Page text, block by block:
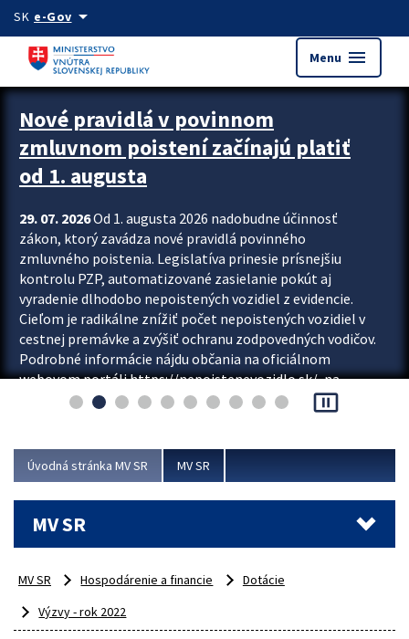
Preskocit na hlavný obsah
SK e-Govarrow_drop_down
Menu menu
Zastavit automatický posun upútavok
Nové pravidlá v povinnom
zmluvnom poistení začínajú platiť
od 1. augusta
29. 07. 2026Od 1. augusta 2026 nadobudne účinnosť
zákon, ktorý zavádza nové pravidlá povinného
zmluvného poistenia. Legislatíva prinesie prísnejšiu
kontrolu PZP, automatizované zasielanie pokút aj
vyradenie dlhodobo nepoistených vozidiel z evidencie.
Cieľom je radikálne znížiť počet nepoistených vozidiel v
cestnej premávke a zvýšiť ochranu zodpovedných vodičov.
Podrobné informácie nájdu občania na oficiálnom
webovom portáli https://nepoistenevozidlo.sk/, na
ktorom od augusta pribudne aj možnosť overiť si...
pause_presentation
Úvodná stránka MV SR MV SR
MV SR
MV SR Hospodárenie a financie
Dotácie
Výzvy - rok 2022